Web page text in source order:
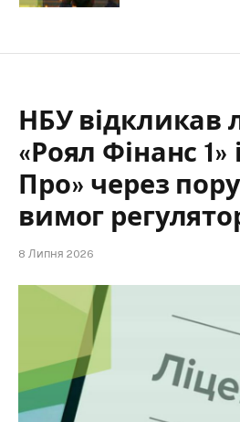
НБУ відкликав
«Роял Фінанс 1»
Про» через
вимог
8 Липня 2026